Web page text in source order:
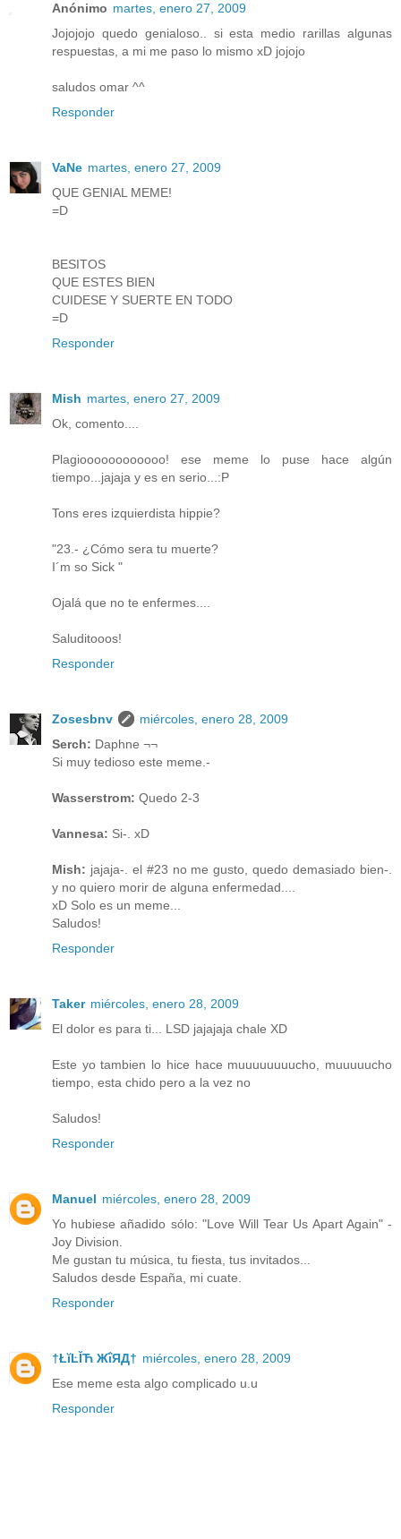
Anónimo martes, enero 27, 2009
Jojojojo quedo genialoso.. si esta medio rarillas algunas
respuestas, a mi me paso lo mismo xD jojojo
saludos omar ^^
Responder
VaNe martes, enero 27, 2009
QUE GENIAL MEME!
=D
BESITOS
QUE ESTES BIEN
CUIDESE Y SUERTE EN TODO
=D
Responder
Mish martes, enero 27, 2009
Ok, comento....
Plagioooooooooooo! ese meme lo puse hace algún
tiempo...jajaja y es en serio...:P
Tons eres izquierdista hippie?
"23.- ¿Cómo sera tu muerte?
I´m so Sick "
Ojalá que no te enfermes....
Saluditooos!
Responder
Zosesbnv
miércoles, enero 28, 2009
Serch: Daphne ¬¬
Si muy tedioso este meme.-
Wasserstrom: Quedo 2-3
Vannesa: Si-. xD
Mish: jajaja-. el #23 no me gusto, quedo demasiado bien-.
y no quiero morir de alguna enfermedad....
xD Solo es un meme...
Saludos!
Responder
Taker miércoles, enero 28, 2009
El dolor es para ti... LSD jajajaja chale XD
Este yo tambien lo hice hace muuuuuuuucho, muuuuucho
tiempo, esta chido pero a la vez no
Saludos!
Responder
Manuel miércoles, enero 28, 2009
Yo hubiese añadido sólo: "Love Will Tear Us Apart Again" -
Joy Division.
Me gustan tu música, tu fiesta, tus invitados...
Saludos desde España, mi cuate.
Responder
†ŁĭĿĬЋ ЖΐЯД† miércoles, enero 28, 2009
Ese meme esta algo complicado u.u
Responder